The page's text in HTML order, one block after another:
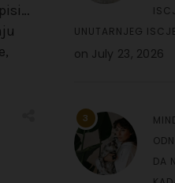
UNUTARNJEG
on July 23, 2026
3
DA